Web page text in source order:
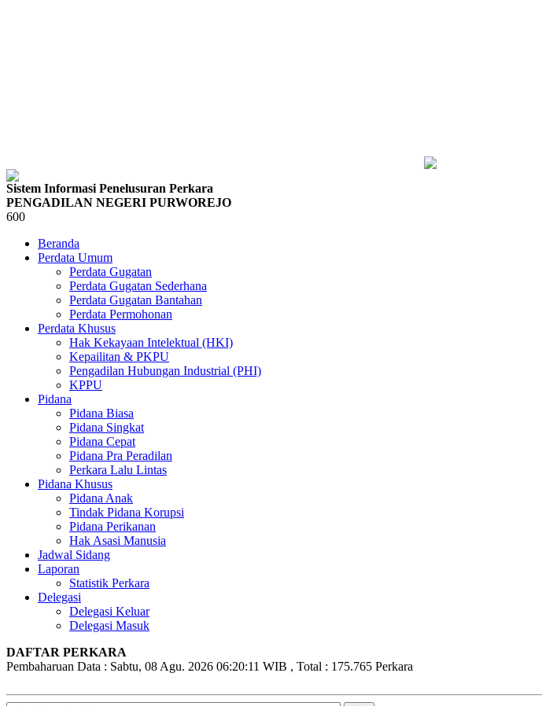
Sistem Informasi Penelusuran Perkara
PENGADILAN NEGERI PURWOREJO
600
Beranda
Perdata Umum
Perdata Gugatan
Perdata Gugatan Sederhana
Perdata Gugatan Bantahan
Perdata Permohonan
Perdata Khusus
Hak Kekayaan Intelektual (HKI)
Kepailitan & PKPU
Pengadilan Hubungan Industrial (PHI)
KPPU
Pidana
Pidana Biasa
Pidana Singkat
Pidana Cepat
Pidana Pra Peradilan
Perkara Lalu Lintas
Pidana Khusus
Pidana Anak
Tindak Pidana Korupsi
Pidana Perikanan
Hak Asasi Manusia
Jadwal Sidang
Laporan
Statistik Perkara
Delegasi
Delegasi Keluar
Delegasi Masuk
DAFTAR PERKARA
Pembaharuan Data : Sabtu, 08 Agu. 2026 06:20:11 WIB , Total : 175.765 Perkara